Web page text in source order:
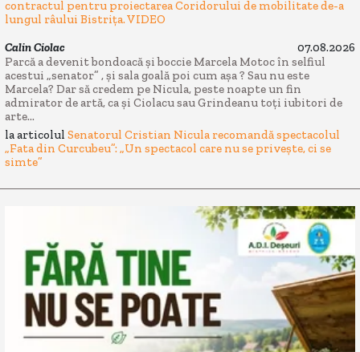
contractul pentru proiectarea Coridorului de mobilitate de-a
lungul râului Bistrița. VIDEO
Calin Ciolac
07.08.2026
Parcă a devenit bondoacă și boccie Marcela Motoc în selfiul
acestui „senator” , și sala goală poi cum așa ? Sau nu este
Marcela? Dar să credem pe Nicula, peste noapte un fin
admirator de artă, ca și Ciolacu sau Grindeanu toți iubitori de
arte...
la articolul Senatorul Cristian Nicula recomandă spectacolul
„Fata din Curcubeu”: „Un spectacol care nu se privește, ci se
simte”